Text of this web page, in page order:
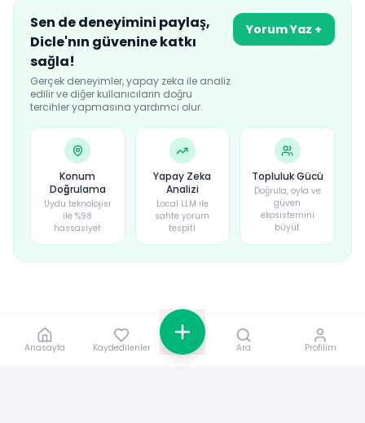
Sen de deneyimini paylaş,
Dicle'nın güvenine katkı
sağla!
Gerçek deneyimler, yapay zeka ile analiz
edilir ve diğer kullanıcıların doğru
tercihler yapmasına yardımcı olur.
Yorum Yaz +
Konum
Doğrulama
Uydu teknolojisi
ile %98
hassasiyet
Yapay Zeka
Analizi
Local LLM ile
sahte yorum
tespiti
Topluluk Gücü
Doğrula, oyla ve
güven
ekosistemini
büyüt
Anasayfa Kaydedilenler Ara Profilim